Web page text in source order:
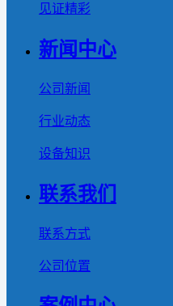
见证精彩
新闻中心
公司新闻
行业动态
设备知识
联系我们
联系方式
公司位置